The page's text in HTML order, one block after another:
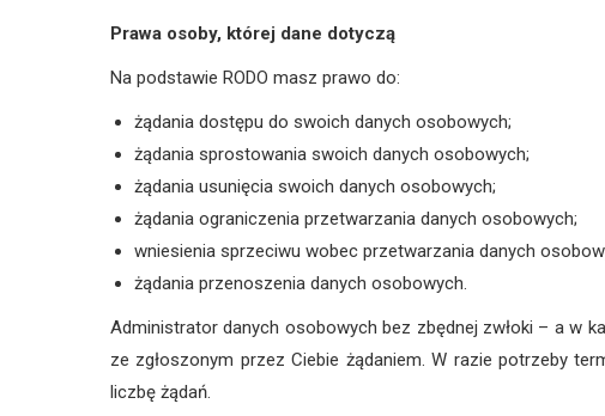
Prawa osoby, której dane dotyczą
Na podstawie RODO masz prawo do:
żądania dostępu do swoich danych osobowych;
żądania sprostowania swoich danych osobowych;
żądania usunięcia swoich danych osobowych;
żądania ograniczenia przetwarzania danych osobowych;
wniesienia sprzeciwu wobec przetwarzania danych
żądania przenoszenia danych osobowych.
Administrator danych osobowych bez zbędnej zwłoki – a w
ze zgłoszonym przez Ciebie żądaniem. W razie potrzeby
liczbę żądań.